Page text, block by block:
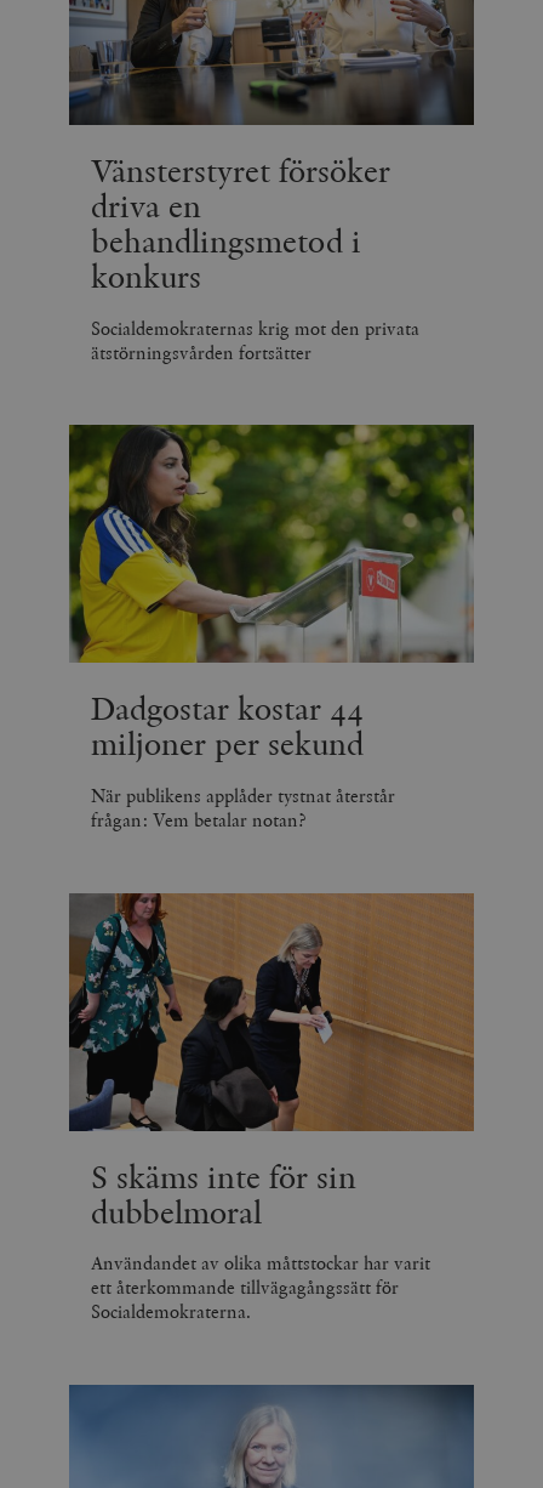
Vänsterstyret försöker
driva en
behandlingsmetod i
konkurs
Socialdemokraternas krig mot den privata
ätstörningsvården fortsätter
Dadgostar kostar 44
miljoner per sekund
När publikens applåder tystnat återstår
frågan: Vem betalar notan?
S skäms inte för sin
dubbelmoral
Användandet av olika måttstockar har varit
ett återkommande tillvägagångssätt för
Socialdemokraterna.